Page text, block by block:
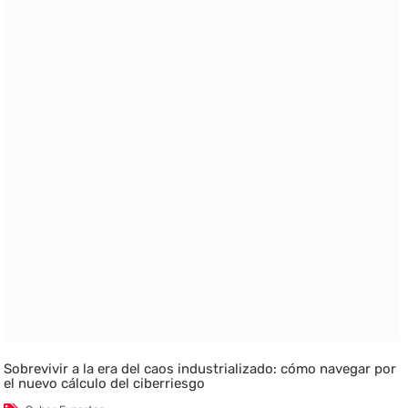
Sobrevivir a la era del caos industrializado: cómo navegar por
el nuevo cálculo del ciberriesgo